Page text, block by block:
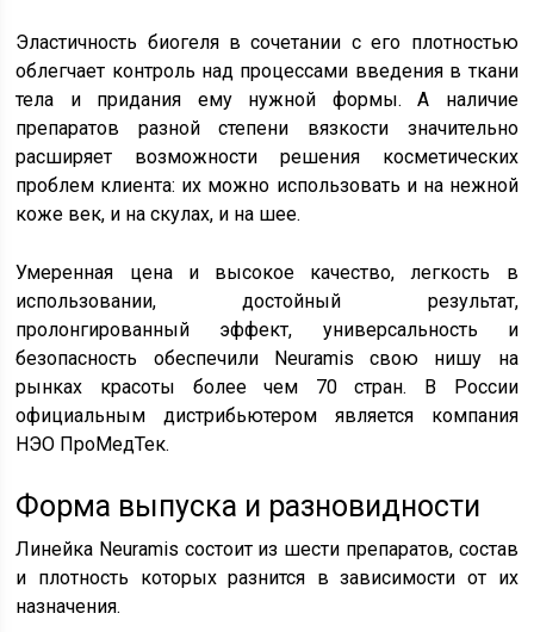
Эластичность биогеля в сочетании с его плотностью
облегчает контроль над процессами введения в ткани
тела и придания ему нужной формы. А наличие
препаратов разной степени вязкости значительно
расширяет возможности решения косметических
проблем клиента: их можно использовать и на нежной
коже век, и на скулах, и на шее.
Умеренная цена и высокое качество, легкость в
использовании, достойный результат,
пролонгированный эффект, универсальность и
безопасность обеспечили Neuramis свою нишу на
рынках красоты более чем 70 стран. В России
официальным дистрибьютером является компания
НЭО ПроМедТек.
Форма выпуска и разновидности
Линейка Neuramis состоит из шести препаратов, состав
и плотность которых разнится в зависимости от их
назначения.